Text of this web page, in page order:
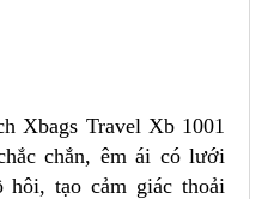
Xbags Travel Xb 1001
chắn, êm ái có lưới
hôi, tạo cảm giác thoải